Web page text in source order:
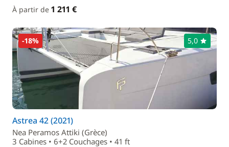
À partir de 1 211 €
-18% 5,0
Astrea 42 (2021)
Nea Peramos Attiki (Grèce)
3 Cabines • 6+2 Couchages • 41 ft